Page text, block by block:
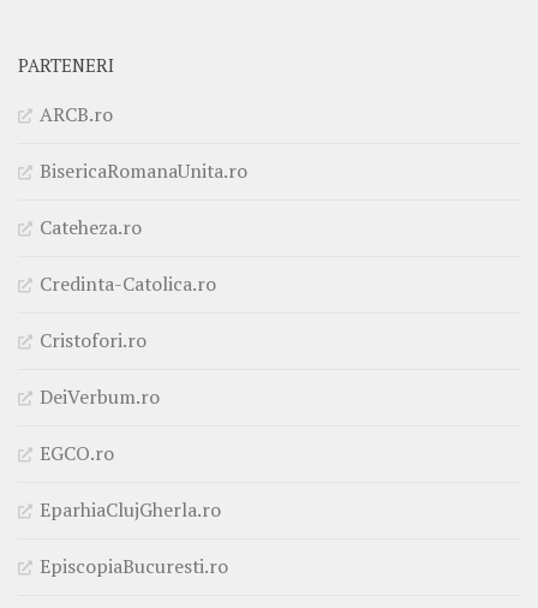
PARTENERI
ARCB.ro
BisericaRomanaUnita.ro
Cateheza.ro
Credinta-Catolica.ro
Cristofori.ro
DeiVerbum.ro
EGCO.ro
EparhiaClujGherla.ro
EpiscopiaBucuresti.ro